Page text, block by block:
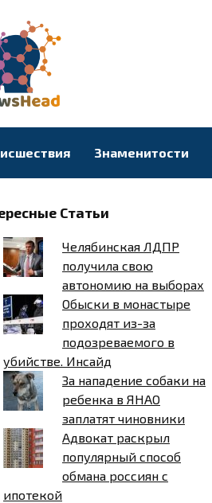
Знаменитости
Статьи
Челябинская ЛДПР
получила свою
автономию на выборах
Обыски в монастыре
проходят из-за
подозреваемого в
убийстве. Инсайд
За нападение собаки на
ребенка в ЯНАО
заплатят чиновники
Адвокат раскрыл
популярный способ
обмана россиян с
ипотекой